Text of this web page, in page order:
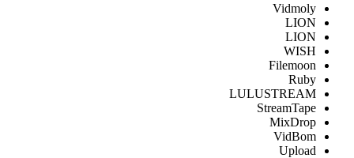
Vidmoly
LION
LION
WISH
Filemoon
Ruby
LULUSTREAM
StreamTape
MixDrop
VidBom
Upload